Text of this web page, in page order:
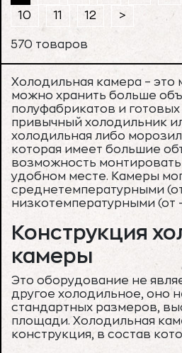
10 11 12 >
570 товаров
Холодильная камера – это
можно хранить больше
полуфабрикатов и
привычный холодильник
холодильная либо
которая имеет большие
возможность
удобном месте. Камеры
среднетемпературными
низкотемпературными (от
Конструкция
камеры
Это оборудование не
другое холодильное, оно
стандартных размеров,
площади. Холодильная
конструкция, в состав